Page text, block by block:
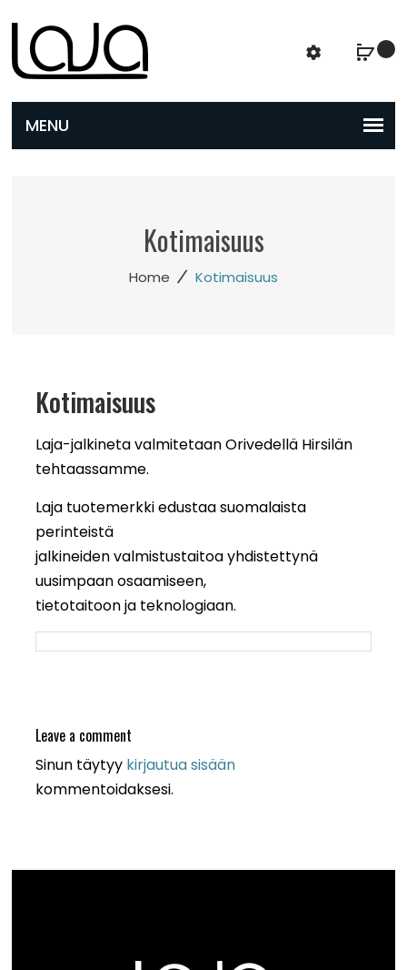
Kotimaisuus
Home / Kotimaisuus
Kotimaisuus
Laja-jalkineta valmitetaan Orivedellä Hirsilän
tehtaassamme.
Laja tuotemerkki edustaa suomalaista
perinteistä
jalkineiden valmistustaitoa yhdistettynä
uusimpaan osaamiseen,
tietotaitoon ja teknologiaan.
Leave a comment
Sinun täytyy kirjautua sisään
kommentoidaksesi.